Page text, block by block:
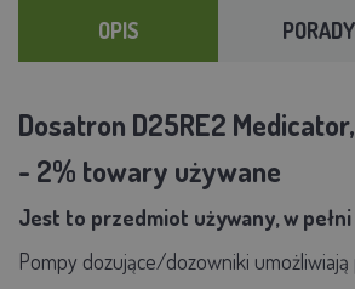
OPIS PORADY
Dosatron D25RE2
- 2% towary używane
Jest to przedmiot używany, w
Pompy dozujące/dozowniki